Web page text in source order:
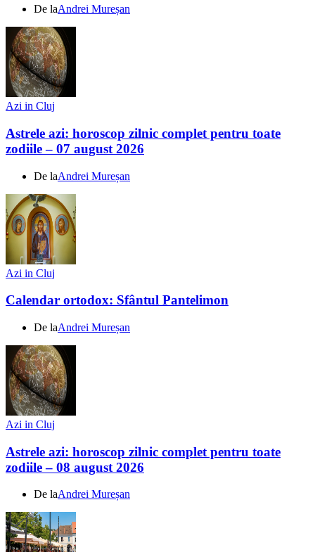
De laAndrei Mureșan
Azi in Cluj
Astrele azi: horoscop zilnic complet pentru toate
zodiile – 07 august 2026
De laAndrei Mureșan
Azi in Cluj
Calendar ortodox: Sfântul Pantelimon
De laAndrei Mureșan
Azi in Cluj
Astrele azi: horoscop zilnic complet pentru toate
zodiile – 08 august 2026
De laAndrei Mureșan